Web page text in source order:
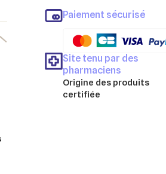
Paiement sécurisé
Site tenu par des
pharmaciens
Origine des produits
certifiée